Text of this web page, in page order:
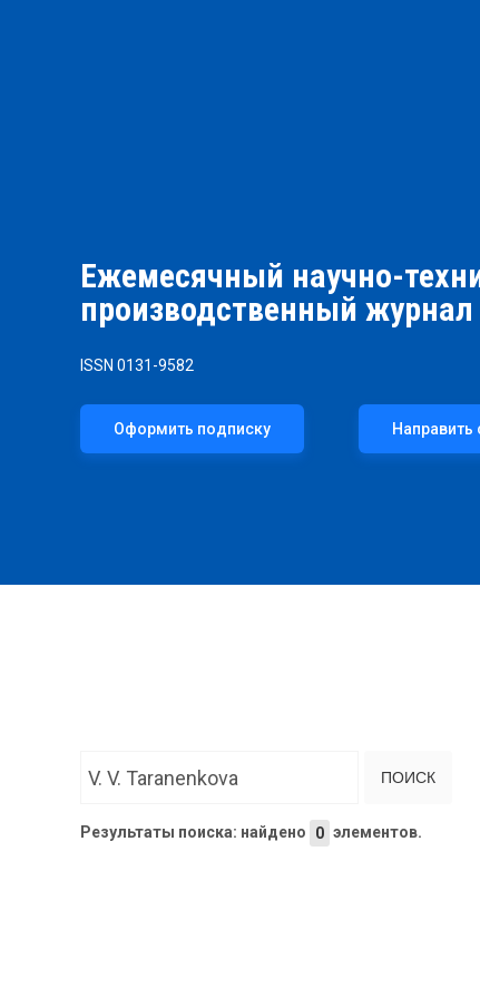
Ежемесячный научно-
производственный журнал
ISSN 0131-9582
Оформить подписку Направить
ПОИСК
Результаты поиска: найдено 0 элементов.